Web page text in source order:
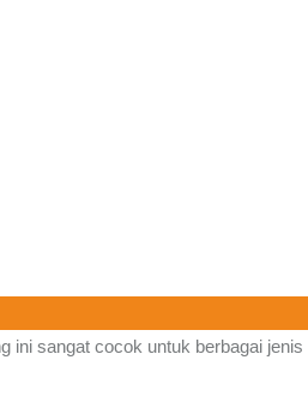
ini sangat cocok untuk berbagai